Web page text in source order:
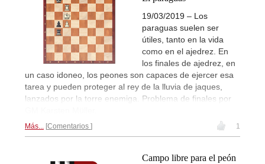
19/03/2019 – Los
paraguas suelen ser
útiles, tanto en la vida
como en el ajedrez. En
los finales de ajedrez, en
un caso idoneo, los peones son capaces de ejercer esa
tarea y pueden proteger al rey de la lluvia de jaques,
lanzados por la torre enemiga. Problema de finales por
Más... Comentarios 1
Campo libre para el peón